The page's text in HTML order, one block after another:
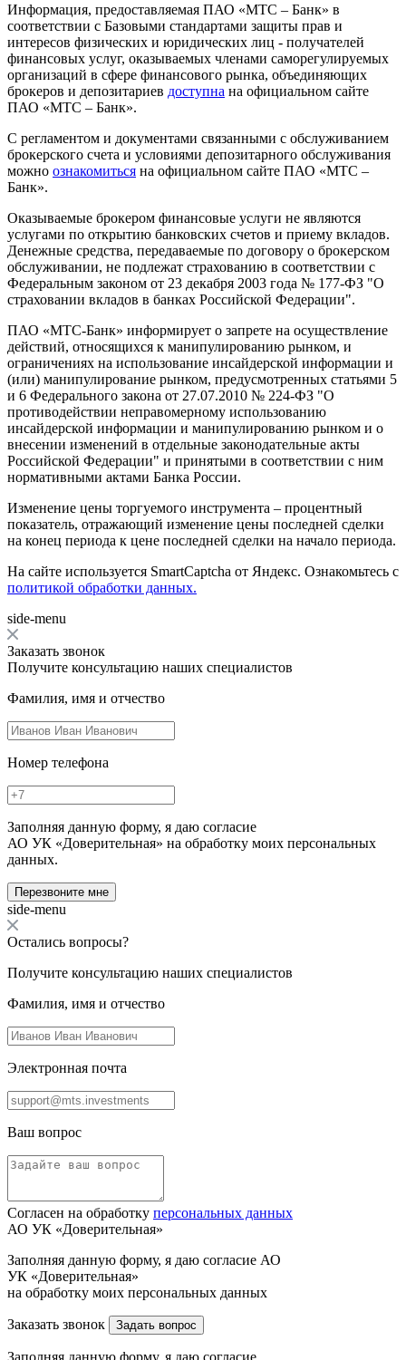
Информация, предоставляемая ПАО «МТС – Банк» в
соответствии с Базовыми стандартами защиты прав и
интересов физических и юридических лиц - получателей
финансовых услуг, оказываемых членами саморегулируемых
организаций в сфере финансового рынка, объединяющих
брокеров и депозитариев доступна на официальном сайте
ПАО «МТС – Банк».
С регламентом и документами связанными с обслуживанием
брокерского счета и условиями депозитарного обслуживания
можно ознакомиться на официальном сайте ПАО «МТС –
Банк».
Оказываемые брокером финансовые услуги не являются
услугами по открытию банковских счетов и приему вкладов.
Денежные средства, передаваемые по договору о брокерском
обслуживании, не подлежат страхованию в соответствии с
Федеральным законом от 23 декабря 2003 года № 177-ФЗ "О
страховании вкладов в банках Российской Федерации".
ПАО «МТС-Банк» информирует о запрете на осуществление
действий, относящихся к манипулированию рынком, и
ограничениях на использование инсайдерской информации и
(или) манипулирование рынком, предусмотренных статьями 5
и 6 Федерального закона от 27.07.2010 № 224-ФЗ "О
противодействии неправомерному использованию
инсайдерской информации и манипулированию рынком и о
внесении изменений в отдельные законодательные акты
Российской Федерации" и принятыми в соответствии с ним
нормативными актами Банка России.
Изменение цены торгуемого инструмента – процентный
показатель, отражающий изменение цены последней сделки
на конец периода к цене последней сделки на начало периода.
На сайте используется SmartCaptcha от Яндекс. Ознакомьтесь с
политикой обработки данных.
side-menu
Заказать звонок
Получите консультацию наших специалистов
Фамилия, имя и отчество
Номер телефона
Заполняя данную форму, я даю согласие
АО УК «Доверительная» на обработку моих персональных
данных.
Перезвоните мне
side-menu
Остались вопросы?
Получите консультацию наших специалистов
Фамилия, имя и отчество
Электронная почта
Ваш вопрос
Согласен на обработку персональных данных
АО УК «Доверительная»
Заполняя данную форму, я даю согласие АО
УК «Доверительная»
на обработку моих персональных данных
Заказать звонок Задать вопрос
Заполняя данную форму, я даю согласие